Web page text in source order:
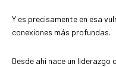
Y es precisamente en esa
conexiones más profundas.
Desde ahí nace un